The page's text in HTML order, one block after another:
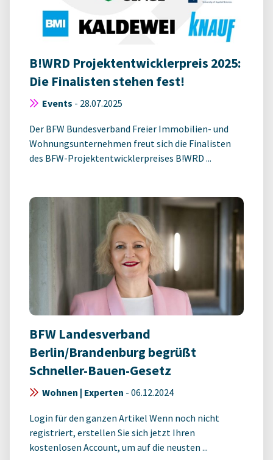
B!WRD Projektentwicklerpreis 2025:
Die Finalisten stehen fest!
Events - 28.07.2025
Der BFW Bundesverband Freier Immobilien- und
Wohnungsunternehmen freut sich die Finalisten
des BFW-Projektentwicklerpreises B!WRD ...
BFW Landesverband
Berlin/Brandenburg begrüßt
Schneller-Bauen-Gesetz
Wohnen | Experten - 06.12.2024
Login für den ganzen Artikel Wenn noch nicht
registriert, erstellen Sie sich jetzt Ihren
kostenlosen Account, um auf die neusten ...